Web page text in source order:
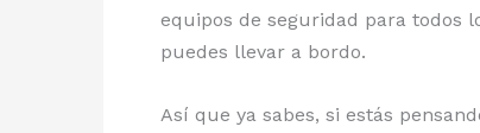
equipos de seguridad para todos
puedes llevar a bordo.
Así que ya sabes, si estás